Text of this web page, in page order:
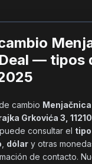
— tipos
casa de cambio
Grkovića 3,
consultar el
dólar y otras
de contacto.